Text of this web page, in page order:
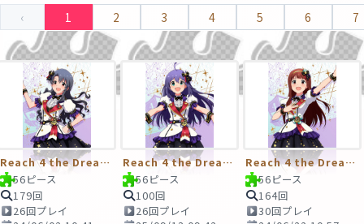
‹ 1 2 3 4 5 6 7
Reach 4 the Dream！ 高山紗代子+
56ピース
179回
26回プレイ
Reach 4 the Dream！ 望月杏奈+
56ピース
100回
26回プレイ
Reach 4 the Dream！ 田中琴葉+
56ピース
164回
30回プレイ